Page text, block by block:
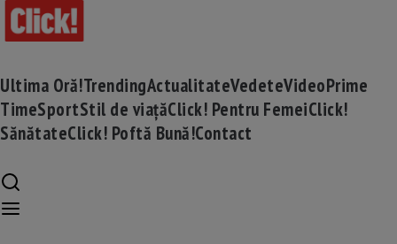
Ultima Oră!TrendingActualitateVedeteVideoPrime
TimeSportStil de viațăClick! Pentru FemeiClick!
SănătateClick! Poftă Bună!Contact